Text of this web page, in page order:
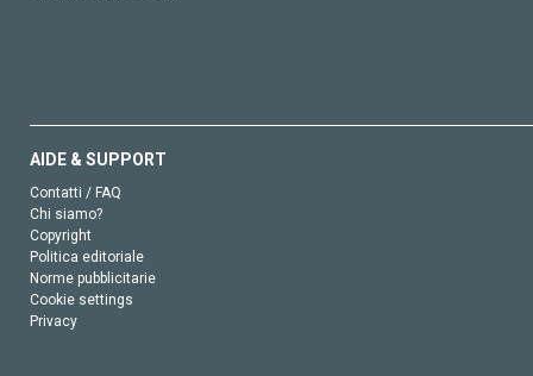
AIDE & SUPPORT
Contatti / FAQ
Chi siamo?
Copyright
Politica editoriale
Norme pubblicitarie
Cookie settings
Privacy